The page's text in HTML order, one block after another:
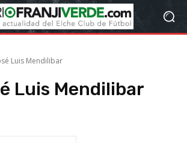
Luis Mendilibar
Luis Mendilibar